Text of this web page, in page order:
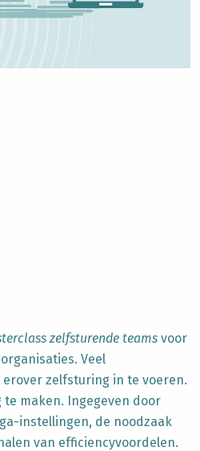
zelfsturende teams voor
Veel
zelfsturing in te voeren.
te maken. Ingegeven door
instellingen, de noodzaak
van efficiencyvoordelen.